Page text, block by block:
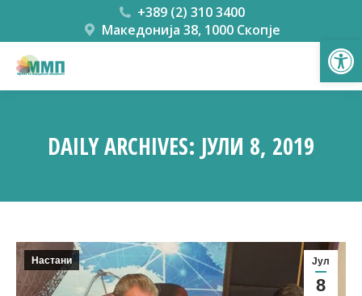
+389 (2) 310 3400
Македонија 38, 1000 Скопје
DAILY ARCHIVES: ЈУЛИ 8, 2019
Јул
8
Настани